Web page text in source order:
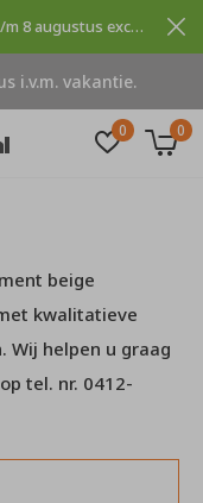
0 0
i.v.m. vakantie.
I.v.m. vakantie zijn wij gesloten van 16 juli t/m 8 augustus excuses voor dit ongemak.
beige
kwalitatieve
Wij helpen u graag
tel. nr. 0412-